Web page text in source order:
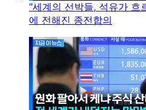
"세계의 선박들, 석유가 흐
에 전해진 종전합의